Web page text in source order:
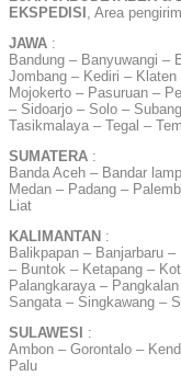
EKSPEDISI , Area
JAWA :
Bandung – Banyuwangi –
Jombang – Kediri –
Mojokerto – Pasuruan –
– Sidoarjo – Solo –
Tasikmalaya – Tegal –
SUMATERA :
Banda Aceh – Bandar
Medan – Padang –
Liat
KALIMANTAN :
Balikpapan – Banjarbaru
– Buntok – Ketapang –
Palangkaraya –
Sangata – Singkawang –
SULAWESI
:
Ambon – Gorontalo –
Palu